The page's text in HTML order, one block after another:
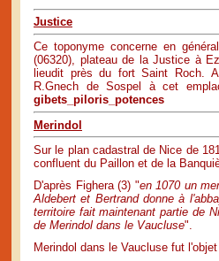
Justice
Ce toponyme concerne en
(06320), plateau de la Justice à
lieudit près du fort Saint Roch.
R.Gnech de Sospel à cet
gibets_piloris_potences
Merindol
Sur le plan cadastral de Nice de
confluent du Paillon et de la
D'après Fighera (3) "en 1070 un
Aldebert et Bertrand donne à
territoire fait maintenant partie de
de Merindol dans le Vaucluse".
Merindol dans le Vaucluse fut